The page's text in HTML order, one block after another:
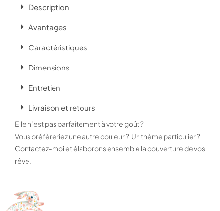
Description
Avantages
Caractéristiques
Dimensions
Entretien
Livraison et retours
Elle n’est pas parfaitement à votre goût ?
Vous préfèreriez une autre couleur ? Un thème particulier ?
Contactez-moiet élaborons ensemble la couverture de vos
rêve.